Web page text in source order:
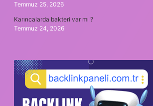
Temmuz 25, 2026
Karıncalarda bakteri var mı ?
Temmuz 24, 2026